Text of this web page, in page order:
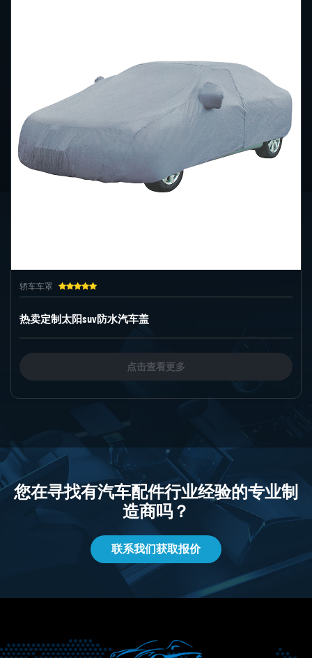
轿车车罩
热卖定制太阳suv防水汽车盖
点击查看更多
您在寻找有汽车配件行业经验的专业制
造商吗？
联系我们获取报价